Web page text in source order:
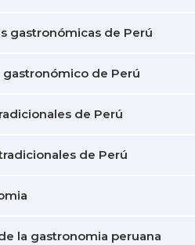
gastronómicas de Perú
gastronómico de Perú
de Perú
de Perú
la gastronomia peruana